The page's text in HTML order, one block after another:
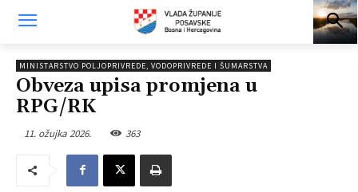
MINISTARSTVO POLJOPRIVREDE, VODOPRIVREDE I ŠUMARSTVA
Obveza upisa promjena u
RPG/RK
11. ožujka 2026. 363